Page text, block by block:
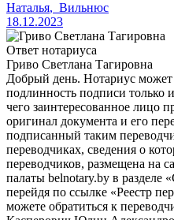
Наталья, Вильнюс
18.12.2023
Ответ нотариуса
Гриво Светлана Тагировна
Добрый день. Нотариус может
подлинность подписи только
чего заинтересованное лицо
оригинал документа и его
подписанный таким
переводчиках, сведения о
переводчиков, размещена на
палаты belnotary.by в разделе
перейдя по ссылке «Реестр
можете обратиться к